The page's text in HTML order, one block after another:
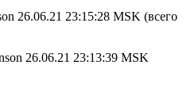
26.06.21 23:15:28 MSK (всего
26.06.21 23:13:39 MSK